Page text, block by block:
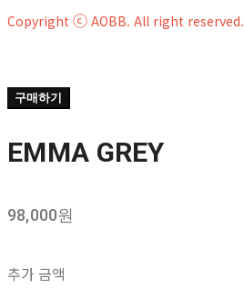
Copyright ⓒ AOBB. All right reserved.
구매하기
EMMA GREY
98,000원
추가 금액